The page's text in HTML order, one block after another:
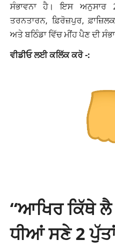
ਸੰਭਾਵਨਾ ਹੈ। ਇਸ ਅਨੁਸਾਰ
ਤਰਨਤਾਰਨ, ਫ਼ਿਰੋਜ਼ਪੁਰ,
ਅਤੇ ਬਠਿੰਡਾ ਵਿੱਚ ਮੀਂਹ ਪੈਣ ਦੀ
ਵੀਡੀਓ ਲਈ ਕਲਿੱਕ ਕਰੋ -:
“ਆਖਿਰ ਕਿੱਥੇ ਲੈ
ਧੀਆਂ ਸਣੇ 2